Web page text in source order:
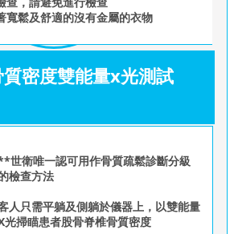
寬鬆及舒適的沒有金屬的衣物
密度雙能量x光測試
世衛唯一認可用作骨質疏鬆診斷分級
檢查方法
人只需平躺及側躺於儀器上，以雙能量
光掃瞄患者股骨脊椎骨質密度